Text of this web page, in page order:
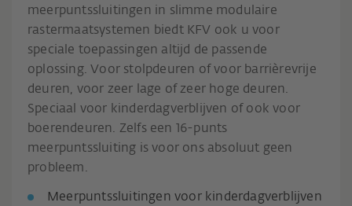
meerpuntssluitingen in slimme modulaire
rastermaatsystemen biedt KFV ook u voor
speciale toepassingen altijd de passende
oplossing. Voor stolpdeuren of voor barrièrevrije
deuren, voor zeer lage of zeer hoge deuren.
Speciaal voor kinderdagverblijven of ook voor
boerendeuren. Zelfs een 16-punts
meerpuntssluiting is voor ons absoluut geen
probleem.
Meerpuntssluitingen voor kinderdagverblijven